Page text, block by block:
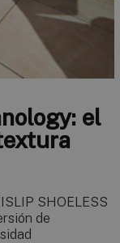
el
SHOELESS
de